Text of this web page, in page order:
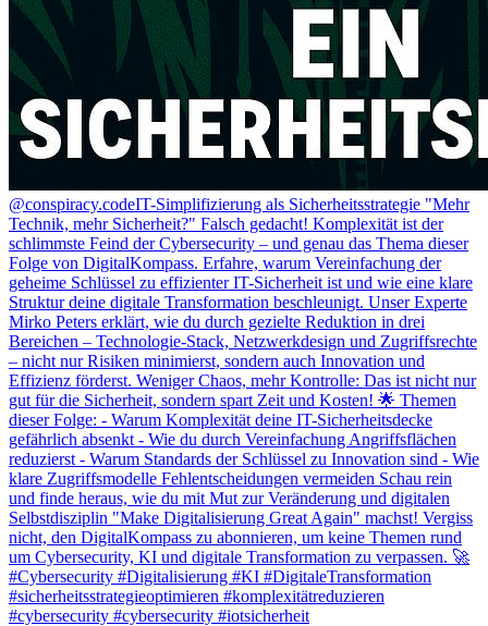
@conspiracy.codeIT-Simplifizierung als Sicherheitsstrategie "Mehr
Technik, mehr Sicherheit?" Falsch gedacht! Komplexität ist der
schlimmste Feind der Cybersecurity – und genau das Thema dieser
Folge von DigitalKompass. Erfahre, warum Vereinfachung der
geheime Schlüssel zu effizienter IT-Sicherheit ist und wie eine klare
Struktur deine digitale Transformation beschleunigt. Unser Experte
Mirko Peters erklärt, wie du durch gezielte Reduktion in drei
Bereichen – Technologie-Stack, Netzwerkdesign und Zugriffsrechte
– nicht nur Risiken minimierst, sondern auch Innovation und
Effizienz förderst. Weniger Chaos, mehr Kontrolle: Das ist nicht nur
gut für die Sicherheit, sondern spart Zeit und Kosten! 🌟 Themen
dieser Folge: - Warum Komplexität deine IT-Sicherheitsdecke
gefährlich absenkt - Wie du durch Vereinfachung Angriffsflächen
reduzierst - Warum Standards der Schlüssel zu Innovation sind - Wie
klare Zugriffsmodelle Fehlentscheidungen vermeiden Schau rein
und finde heraus, wie du mit Mut zur Veränderung und digitalen
Selbstdisziplin "Make Digitalisierung Great Again" machst! Vergiss
nicht, den DigitalKompass zu abonnieren, um keine Themen rund
um Cybersecurity, KI und digitale Transformation zu verpassen. 🚀
#Cybersecurity #Digitalisierung #KI #DigitaleTransformation
#sicherheitsstrategieoptimieren #komplexitätreduzieren
#cybersecurity #cybersecurity #iotsicherheit